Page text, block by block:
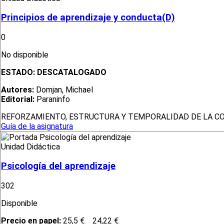
Principios de aprendizaje y conducta(D)
0
No disponible
ESTADO: DESCATALOGADO
Autores: Domjan, Michael
Editorial: Paraninfo
REFORZAMIENTO, ESTRUCTURA Y TEMPORALIDAD DE LA
Guía de la asignatura
Unidad Didáctica
Psicología del aprendizaje
302
Disponible
Precio en papel: 25,5 € 24,22 €